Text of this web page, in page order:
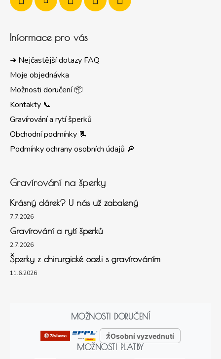
Informace pro vás
➜ Nejčastější dotazy FAQ
Moje objednávka
Možnosti doručení 📦
Kontakty 📞
Gravírování a rytí šperků
Obchodní podmínky 📃
Podmínky ochrany osobních údajů 🔎
Gravírování na šperky
Krásný dárek? U nás už zabalený
7.7.2026
Gravírování a rytí šperků
2.7.2026
Šperky z chirurgické oceli s gravírováním
11.6.2026
MOŽNOSTI DORUČENÍ
Osobní vyzvednutí
MOŽNOSTI PLATBY